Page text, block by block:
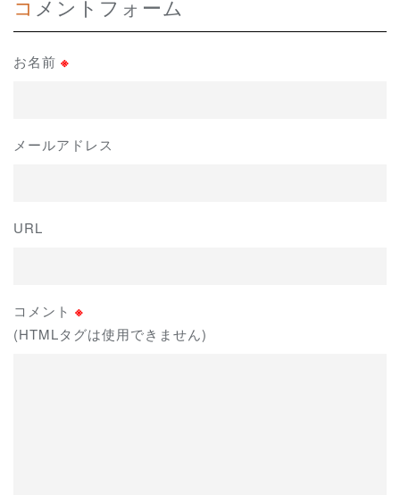
コメントフォーム
お名前 ※
メールアドレス
URL
コメント ※
(HTMLタグは使用できません)